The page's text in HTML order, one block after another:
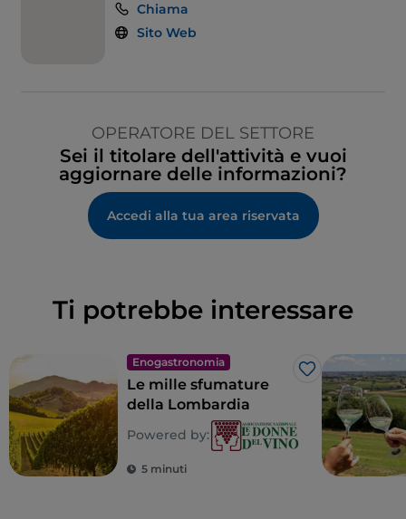
Chiama
Sito Web
OPERATORE DEL SETTORE
Sei il titolare dell'attività e vuoi
aggiornare delle informazioni?
Accedi alla tua area riservata
Ti potrebbe interessare
Enogastronomia
Like
Le mille sfumature
della Lombardia
Powered by:
5 minuti